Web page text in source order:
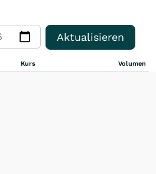
Aktualisieren
Kurs Volumen